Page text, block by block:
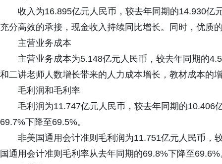
收入为16.895亿元人民币，较去年同期的14.930亿
充分高效的承接，现金收入持续同比增长。同时，优质
主营业务成本
主营业务成本为5.148亿元人民币，较去年同期的
和二讲老师人数增长带来的人力成本增长，教材成本的
毛利润和毛利率
毛利润为11.747亿元人民币，较去年同期的10.406
69.7%下降至69.5%。
非美国通用会计准则毛利润为11.751亿元人民币，
国通用会计准则毛利率从去年同期的69.8%下降至69.6%